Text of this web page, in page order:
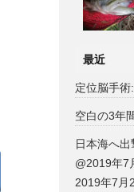
最近
定位脳手
空白の3年
日本海へ
@2019年7
2019年7月